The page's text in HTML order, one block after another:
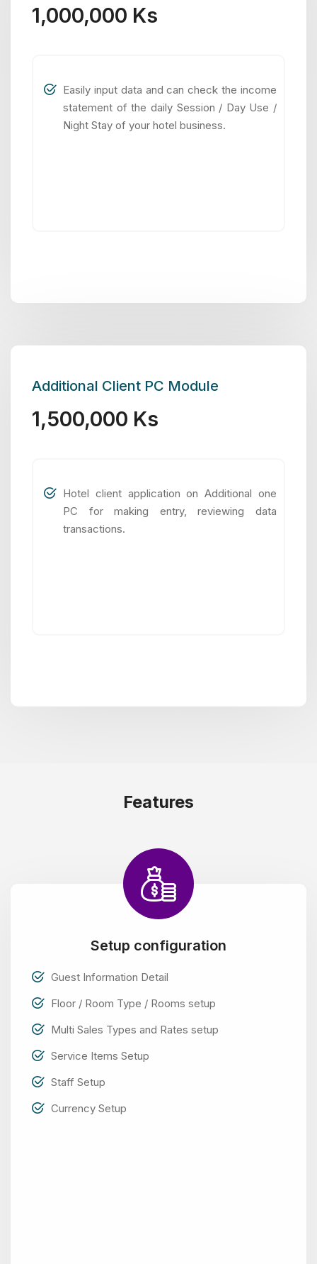
1,000,000 Ks
Easily input data and can check the income
statement of the daily Session / Day Use /
Night Stay of your hotel business.
Additional Client PC Module
1,500,000 Ks
Hotel client application on Additional one
PC for making entry, reviewing data
transactions.
Features
Setup configuration
Guest Information Detail
Floor / Room Type / Rooms setup
Multi Sales Types and Rates setup
Service Items Setup
Staff Setup
Currency Setup